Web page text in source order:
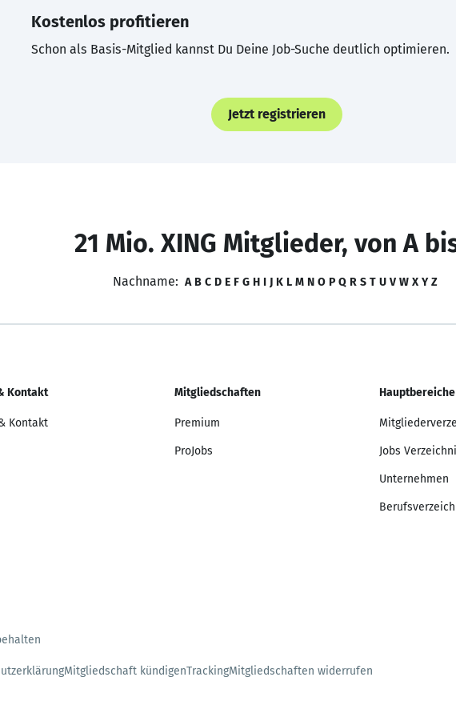
Kostenlos profitieren
Schon als Basis-Mitglied kannst Du Deine Job-Suche deutlich optimieren.
Jetzt registrieren
21 Mio. XING Mitglieder, von A
Nachname: A B C D E F G H I J K L M N O P Q R S T U V W X Y Z
Kontakt
Kontakt
Mitgliedschaften
Premium
ProJobs
Hauptbereiche
Jobs
Unternehmen
Mitgliedschaft kündigenTrackingMitgliedschaften widerrufen